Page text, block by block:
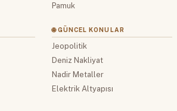
Pamuk
🌐 GÜNCEL KONULAR
Jeopolitik
Deniz Nakliyat
Nadir Metaller
Elektrik Altyapısı